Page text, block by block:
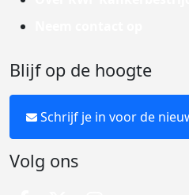
Blijf op de hoogte
Schrijf je in voor de
Volg ons